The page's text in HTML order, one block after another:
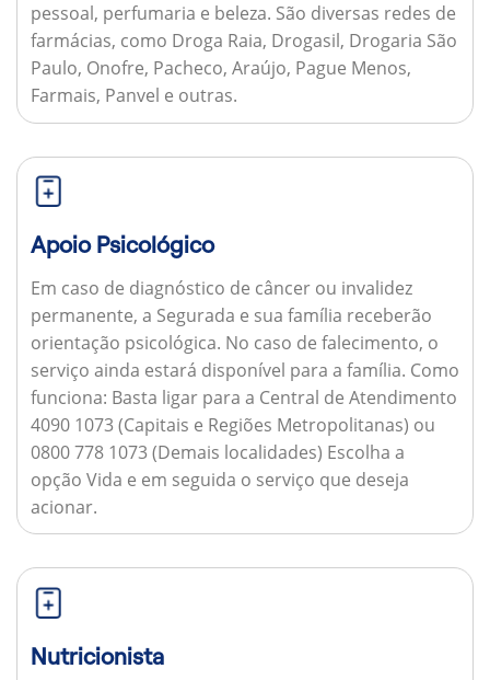
pessoal, perfumaria e beleza. São diversas redes de
farmácias, como Droga Raia, Drogasil, Drogaria São
Paulo, Onofre, Pacheco, Araújo, Pague Menos,
Farmais, Panvel e outras.
Apoio Psicológico
Em caso de diagnóstico de câncer ou invalidez
permanente, a Segurada e sua família receberão
orientação psicológica. No caso de falecimento, o
serviço ainda estará disponível para a família. Como
funciona: Basta ligar para a Central de Atendimento
4090 1073 (Capitais e Regiões Metropolitanas) ou
0800 778 1073 (Demais localidades) Escolha a
opção Vida e em seguida o serviço que deseja
acionar.
Nutricionista